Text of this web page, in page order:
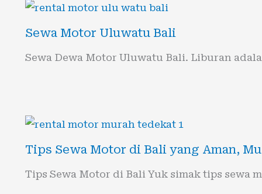
Sewa Motor Uluwatu Bali
Sewa Dewa Motor Uluwatu Bali. Liburan
Tips Sewa Motor di Bali yang Aman,
Tips Sewa Motor di Bali Yuk simak tips sewa